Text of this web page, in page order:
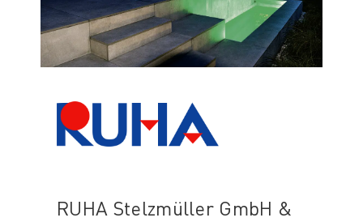
RUHA Stelzmüller GmbH &